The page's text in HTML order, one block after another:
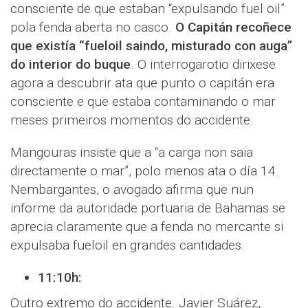
consciente de que estaban “expulsando fuel oil”
pola fenda aberta no casco. O Capitán recoñece
que existía “fueloil saindo, misturado con auga”
do interior do buque . O interrogarotio dirixese
agora a descubrir ata que punto o capitán era
consciente e que estaba contaminando o mar
meses primeiros momentos do accidente.
Mangouras insiste que a “a carga non saia
directamente o mar”, polo menos ata o día 14.
Nembargantes, o avogado afirma que nun
informe da autoridade portuaria de Bahamas se
aprecia claramente que a fenda no mercante si
expulsaba fueloil en grandes cantidades.
11:10h:
Outro extremo do accidente. Javier Suárez,